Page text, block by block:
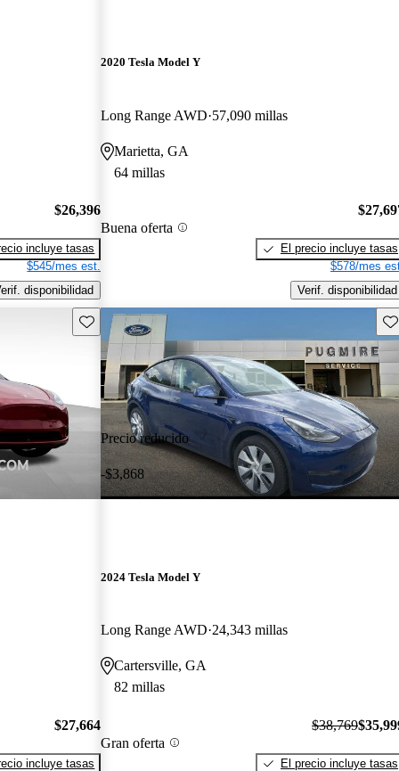
$26,396
incluye tasas
$545/mes est.
disponibilidad
2020 Tesla Model Y
Long Range AWD 57,090 millas
Marietta, GA
64 millas
Buena oferta
El precio incluye tasas
$578/mes
Verif. disponibilidad
Guarda este Aviso
$27,664
incluye tasas
Precio reducido
-$3,868
2024 Tesla Model Y
Long Range AWD 24,343 millas
Cartersville, GA
82 millas
Gran oferta
$38,769
El precio incluye tasas